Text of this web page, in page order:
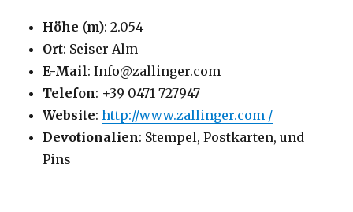
Höhe (m): 2.054
Ort: Seiser Alm
E-Mail: Info@zallinger.com
Telefon: +39 0471 727947
Website:http://www.zallinger.com /
Devotionalien: Stempel, Postkarten, und
Pins